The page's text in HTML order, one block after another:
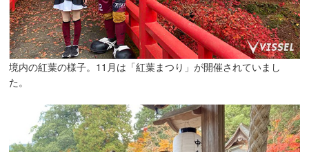
境内の紅葉の様子。11月は「紅葉まつり」が開催されていまし
た。